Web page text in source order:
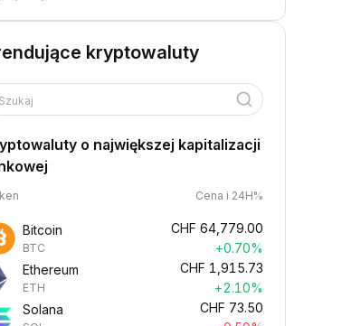
kryptowaluty
Szukaj
o największej kapitalizacji
Cena i 24H%
Bitcoin
BTC
CHF 64,779.00
+0.70%
Ethereum
ETH
CHF 1,915.73
+2.10%
Solana
CHF 73.50